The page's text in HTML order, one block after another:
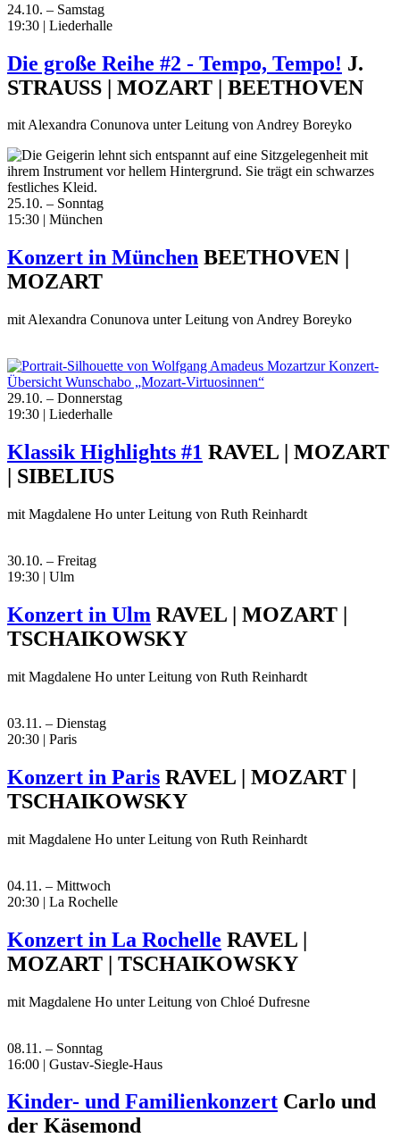
24.10. – Samstag
19:30 | Liederhalle
Die große Reihe #2 - Tempo, Tempo! J.
STRAUSS | MOZART | BEETHOVEN
mit Alexandra Conunova unter Leitung von Andrey Boreyko
25.10. – Sonntag
15:30 | München
Konzert in München BEETHOVEN |
MOZART
mit Alexandra Conunova unter Leitung von Andrey Boreyko
zur Konzert-
Übersicht Wunschabo „Mozart-Virtuosinnen“
29.10. – Donnerstag
19:30 | Liederhalle
Klassik Highlights #1 RAVEL | MOZART
| SIBELIUS
mit Magdalene Ho unter Leitung von Ruth Reinhardt
30.10. – Freitag
19:30 | Ulm
Konzert in Ulm RAVEL | MOZART |
TSCHAIKOWSKY
mit Magdalene Ho unter Leitung von Ruth Reinhardt
03.11. – Dienstag
20:30 | Paris
Konzert in Paris RAVEL | MOZART |
TSCHAIKOWSKY
mit Magdalene Ho unter Leitung von Ruth Reinhardt
04.11. – Mittwoch
20:30 | La Rochelle
Konzert in La Rochelle RAVEL |
MOZART | TSCHAIKOWSKY
mit Magdalene Ho unter Leitung von Chloé Dufresne
08.11. – Sonntag
16:00 | Gustav-Siegle-Haus
Kinder- und Familienkonzert Carlo und
der Käsemond